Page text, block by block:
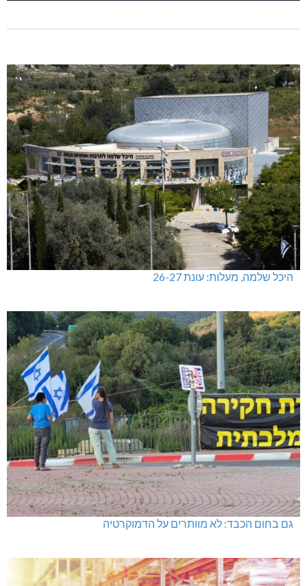
היכל שלמה, מעלות: עונת 26-27
גם בחום הכבד: לא מוותרים על הדמוקרטיה